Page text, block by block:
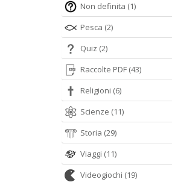
Non definita (1)
Pesca (2)
Quiz (2)
Raccolte PDF (43)
Religioni (6)
Scienze (11)
Storia (29)
Viaggi (11)
Videogiochi (19)